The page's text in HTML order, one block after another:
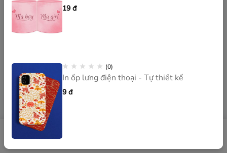
Sản phẩm Tìm kiếm
19 đ
(0)
In ốp lưng điện thoại - Tự thiết kế
9 đ